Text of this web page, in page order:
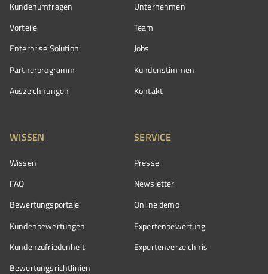
Kundenumfragen
Vorteile
Enterprise Solution
Partnerprogramm
Auszeichnungen
Unternehmen
Team
Jobs
Kundenstimmen
Kontakt
WISSEN
Wissen
FAQ
Bewertungsportale
Kundenbewertungen
Kundenzufriedenheit
Bewertungs­richtlinien
SERVICE
Presse
Newsletter
Online demo
Expertenbewertung
Expertenverzeichnis